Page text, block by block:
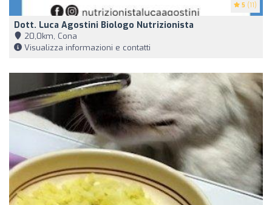
5 (11)
Dott. Luca Agostini Biologo Nutrizionista
20,0km, Cona
Visualizza informazioni e contatti